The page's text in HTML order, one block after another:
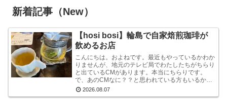
新着記事（New）
【hosi bosi】輪島で自家焙煎珈琲が
飲めるお店
こんにちは。およねです。最近もやっているかわか
りませんが、地元のテレビ局でわたしたちがちらり
と出ているCMがあります。本当にちらりです。
で、あのCMなに？？と思われている方もいるかも
しれませんが、あれは『石川県信用保証協会』とい
う、中小企業...
2026.08.07